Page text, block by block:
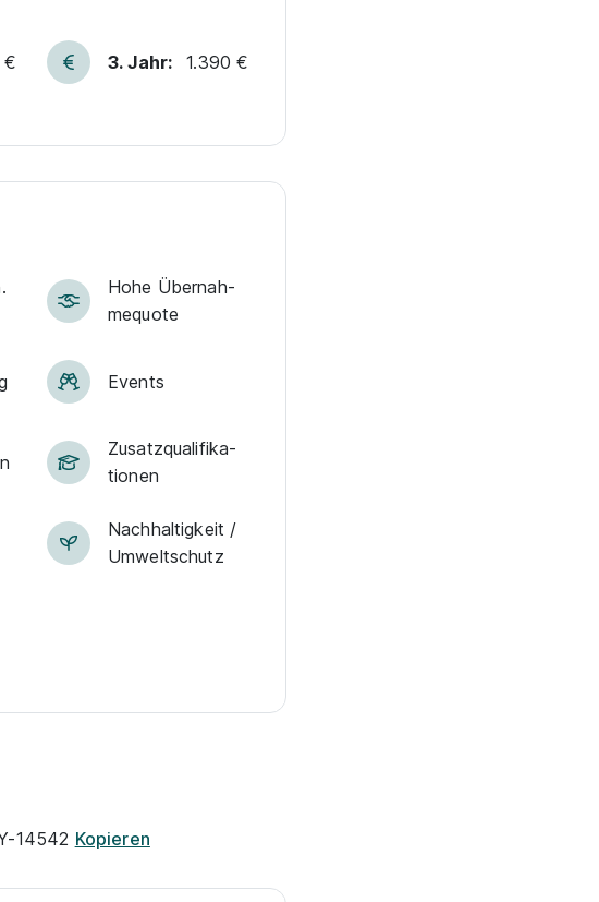
€ 3. Jahr: 1.390 €
Hohe Über­nah­
me­quote
Events
Zu­satz­qua­li­fi­ka­
tio­nen
Nachhaltigkeit /
Umweltschutz
14542 Kopieren